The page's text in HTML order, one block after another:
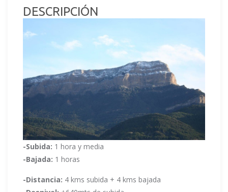
DESCRIPCIÓN
-Subida: 1 hora y media
-Bajada: 1 horas
-Distancia: 4 kms subida + 4 kms bajada